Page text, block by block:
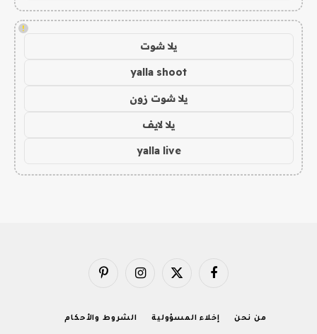
!
يلا شوت
yalla shoot
يلا شوت زون
يلا لايف
yalla live
فيسبوك X
الانستغرامبينتيريست
من نحن إخلاء المسؤولية الشروط والأحكام